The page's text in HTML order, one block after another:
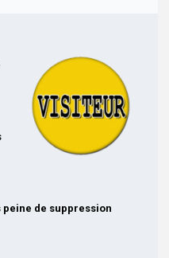
peine de suppression